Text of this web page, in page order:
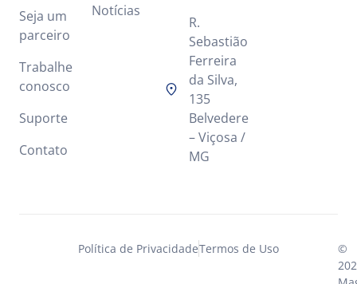
Seja um
parceiro
Trabalhe
conosco
Suporte
Contato
Notícias
R.
Sebastião
Ferreira
da Silva,
135
Belvedere
– Viçosa /
MG
Política de PrivacidadeTermos de Uso
©